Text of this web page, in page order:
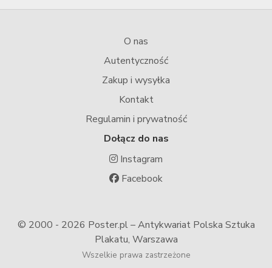
O nas
Autentyczność
Zakup i wysyłka
Kontakt
Regulamin i prywatność
Dołącz do nas
Instagram
Facebook
© 2000 - 2026 Poster.pl – Antykwariat Polska Sztuka
Plakatu, Warszawa
Wszelkie prawa zastrzeżone